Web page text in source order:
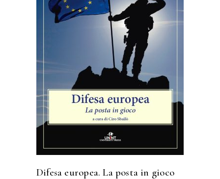
ACQUISTA
Difesa europea. La posta in gioco